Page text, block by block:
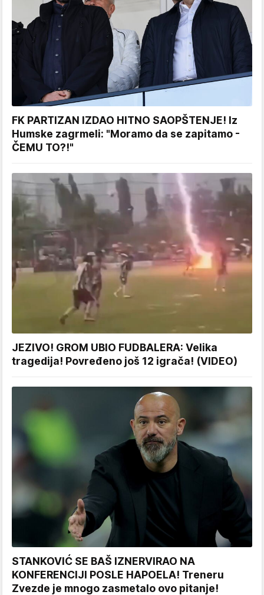
FK PARTIZAN IZDAO HITNO SAOPŠTENJE! Iz
Humske zagrmeli: "Moramo da se zapitamo -
ČEMU TO?!"
JEZIVO! GROM UBIO FUDBALERA: Velika
tragedija! Povređeno još 12 igrača! (VIDEO)
STANKOVIĆ SE BAŠ IZNERVIRAO NA
KONFERENCIJI POSLE HAPOELA! Treneru
Zvezde je mnogo zasmetalo ovo pitanje!